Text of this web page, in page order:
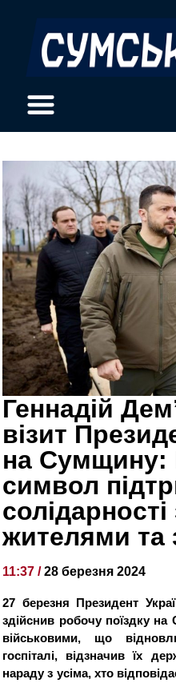
Геннадій
візит
на Сумщину:
символ
жителями та
11:37 /28 березня 2024
27 березня Президент
здійснив робочу поїздку
військовими, що
госпіталі, відзначив їх
нараду з усіма, хто